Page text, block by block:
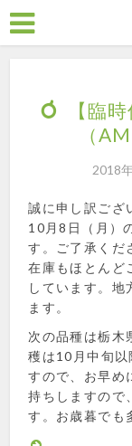
【臨
（
2018
誠に申し訳ござ
10月8日（月）
す。ご了承くだ
在庫もほとんど
しています。地
ます。
次の品種は栃木
穫は10月中旬
すので、お早め
持ちしますので
す。お歳暮でも